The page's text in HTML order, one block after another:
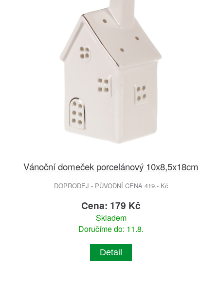
Vánoční domeček porcelánový 10x8,5x18cm
DOPRODEJ - PŮVODNÍ CENA 419.- Kč
Cena: 179 Kč
Skladem
Doručíme do: 11.8.
Detail